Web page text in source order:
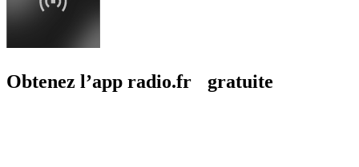
Obtenez l’app radio.fr gratuite